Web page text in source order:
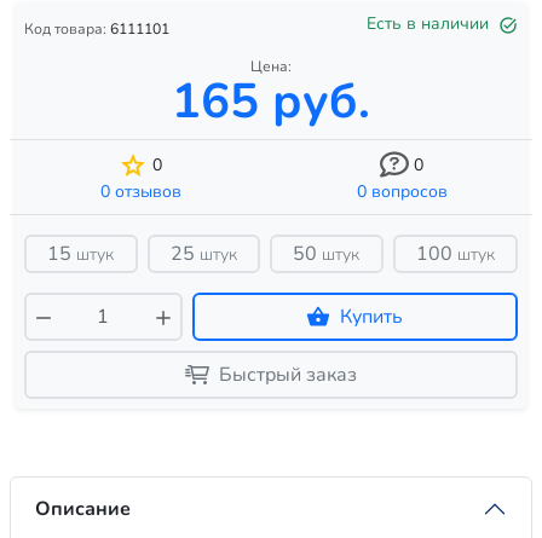
Код товара: 6111101 Есть в наличии
Цена:
165 руб.
0
0 отзывов
0
0 вопросов
15 штук 25 штук 50 штук 100 штук
Купить
Быстрый заказ
Описание